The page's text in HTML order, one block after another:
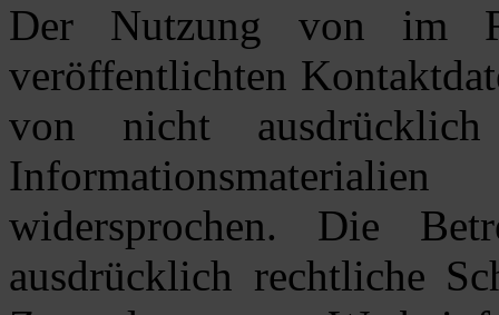
Der Nutzung von im
veröffentlichten
von nicht
widersprochen. Die
ausdrücklich rechtliche